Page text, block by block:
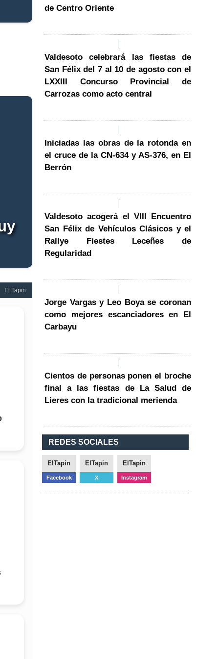
El Tapin
de Centro Oriente
Valdesoto celebrará las fiestas de
San Félix del 7 al 10 de agosto con el
LXXIII Concurso Provincial de
Carrozas como acto central
Iniciadas las obras de la rotonda en
el cruce de la CN-634 y AS-376, en El
Berrón
Valdesoto acogerá el VIII Encuentro
San Félix de Vehículos Clásicos y el
Rallye Fiestes Leceñes de
Regularidad
Jorge Vargas y Leo Boya se coronan
como mejores escanciadores en El
Carbayu
Cientos de personas ponen el broche
final a las fiestas de La Salud de
Lieres con la tradicional merienda
REDES SOCIALES
ElTapin
Facebook
ElTapin
X
ElTapin
Instagram